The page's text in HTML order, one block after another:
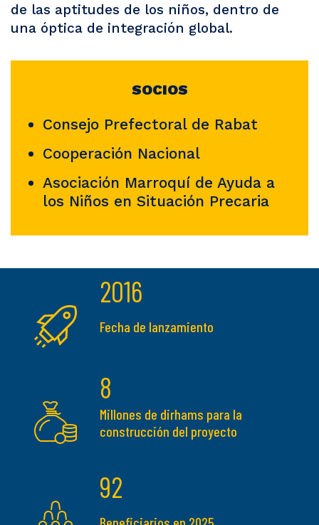
de las aptitudes de los niños, dentro de
una óptica de integración global.
SOCIOS
Consejo Prefectoral de Rabat
Cooperación Nacional
Asociación Marroquí de Ayuda a
los Niños en Situación Precaria
2016
Fecha de lanzamiento
8
Millones de dirhams para la
construcción del proyecto
92